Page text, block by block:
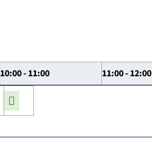
10:00 - 11:00 11:00 - 12:00